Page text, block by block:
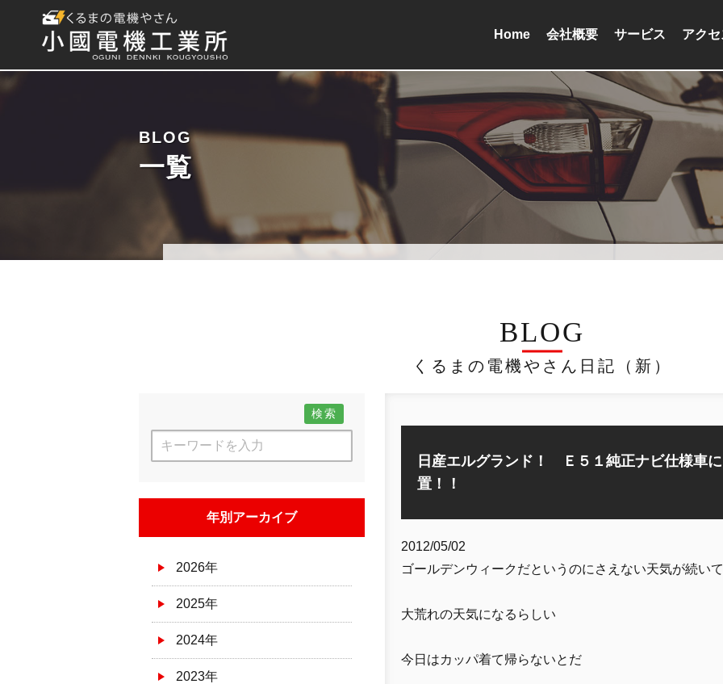
Home 会社概要 サービス アク
BLOG
一覧
BLOG
くるまの電機やさん日記（新）
検索
年別アーカイブ
2026年
2025年
2024年
2023年
日産エルグランド！ Ｅ５１純正ナビ仕様車
置！！
2012/05/02
ゴールデンウィークだというのにさえない天気が続い
大荒れの天気になるらしい
今日はカッパ着て帰らないとだ